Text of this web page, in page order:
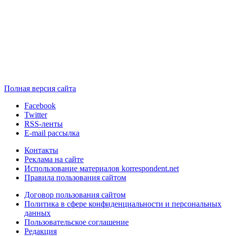
Полная версия сайта
Facebook
Twitter
RSS-ленты
E-mail рассылка
Контакты
Реклама на сайте
Использование материалов korrespondent.net
Правила пользования сайтом
Договор пользования сайтом
Политика в сфере конфиденциальности и персональных
данных
Пользовательское соглашение
Редакция